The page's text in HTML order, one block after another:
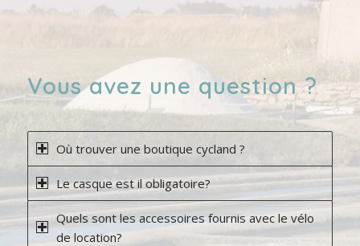
Vous avez une question ?
Où trouver une boutique cycland ?
Le casque est il obligatoire?
Quels sont les accessoires fournis avec le vélo
de location?